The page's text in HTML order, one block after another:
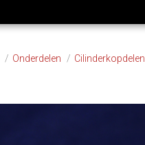
Onderdelen Cilinderkopdelen